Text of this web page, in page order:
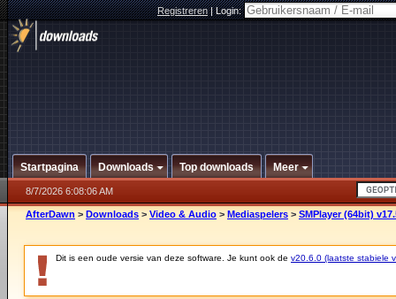
Registreren|Login:
Startpagina Downloads Top downloads Meer
8/7/2026 6:08:06 AM
AfterDawn > Downloads > Video & Audio > Mediaspelers > SMPlayer (64bit)
Dit is een oude versie van deze software. Je kunt ook de v20.6.0 (laatste stabiele